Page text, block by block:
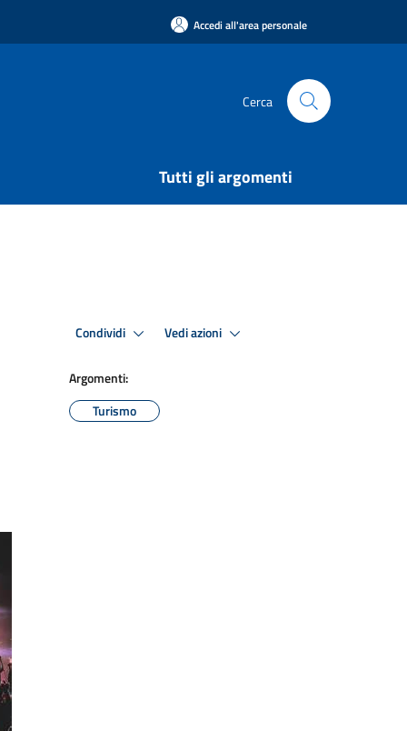
Accedi all'area personale
Cerca
Tutti gli argomenti
Condividi Vedi azioni
Argomenti:
Turismo